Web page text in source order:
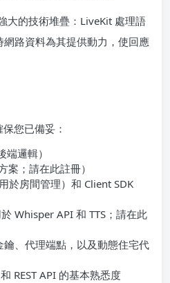
大的技術堆疊：LiveKit 處理語
網路資料為其提供動力，使回應
您已備妥：
邏輯）
案；請在此註冊）
於房間管理）和 Client SDK
Whisper API 和 TTS；請在此
鑰、代理端點，以及動態住宅代
REST API 的基本熟悉度